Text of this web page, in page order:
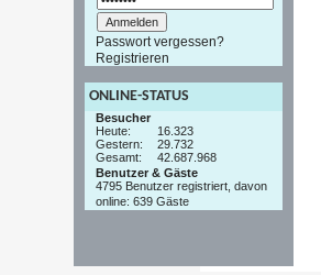
Passwort vergessen?
Registrieren
ONLINE-STATUS
Besucher
Heute:
16.323
Gestern:
29.732
Gesamt:
42.687.968
Benutzer & Gäste
4795 Benutzer registriert, davon
online: 639 Gäste